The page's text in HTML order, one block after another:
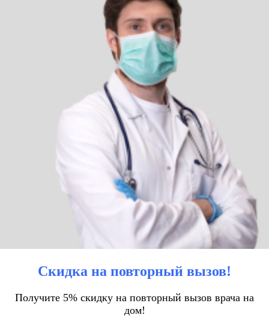
Скидка на повторный вызов!
Получите 5% скидку на повторный вызов врача на
дом!